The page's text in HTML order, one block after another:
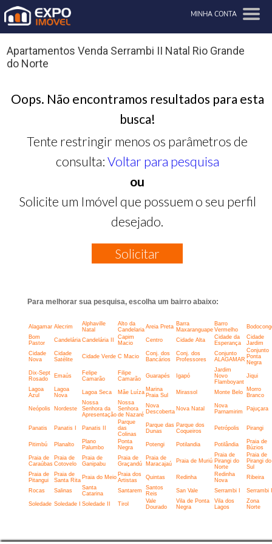
MINHA CONTA
Apartamentos Venda Serrambi II Natal Rio Grande
do Norte
Oops. Não encontramos resultados para esta
busca!
Tente restringir menos os parâmetros de
consulta: Voltar para pesquisa
ou
Solicite um Imóvel que possuem o seu perfil
desejado.
Solicitar
Para melhorar sua pesquisa, escolha um bairro abaixo:
Alagamar Alecrim
Alphaville
Natal
Alto da
Candelaria Areia Preta Barra
Maxaranguape
Barro
Vermelho
Bom
Pastor
Candelária Candelária II
Capim
Macio
Centro Cidade Alta
Cidade da
Esperança
Cidade
Jardim
Cidade
Nova
Cidade
Satélite
Cidade Verde C Macio
Conj. dos
Bancários
Conj. dos
Professores
Conjunto
ALAGAMAR
Conjunto
Ponta
Negra
Dix-Sept
Rosado
Emaús
Felipe
Camarão
Filipe
Camarão
Guarapés Igapó
Jardim
Novo
Flamboyant
Jiqui
Lagoa
Azul
Lagoa
Nova
Lagoa Seca Mãe Luíza Marina
Praia Sul
Mirassol Monte Belo
Morro
Branco
Neópolis Nordeste
Nossa
Senhora da
Apresentação
Nossa
Senhora
de Nazaré
Nova
Descoberta Nova Natal
Nova
Parnamirim
Pajuçara
Panatis Panatis I Panatis II
Parque
das
Colinas
Parque das
Dunas
Parque dos
Coqueiros
Petrópolis Pirangi
Pitimbú Planalto
Plano
Palumbo
Ponta
Negra
Potengi Potilandia Potilândia
Praia de
Búzios
Praia de
Caraúbas
Praia de
Cotovelo
Praia de
Ganipabu
Praia de
Graçandú
Praia de
Maracajaú
Praia de Muriú
Praia de
Pirangi do
Norte
Praia de
Pirangi do
Sul
Praia de
Pitangui
Praia de
Santa Rita Praia do Meio Praia dos
Artistas
Quintas Redinha
Redinha
Nova
Ribeira
Rocas Salinas
Santa
Catarina
Santarem
Santos
Reis
San Vale Serrambi I Serrambi
Soledade Soledade I Soledade II Tirol
Vale
Dourado
Vila de Ponta
Negra
Vila dos
Lagos
Zona
Norte